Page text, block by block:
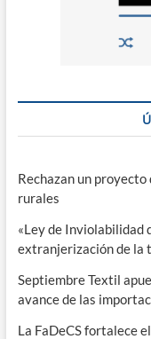
Rechazan un
rurales
«Ley de Inviolabilidad
extranjerización de la
Septiembre Textil
avance de las
La FaDeCS fortalece